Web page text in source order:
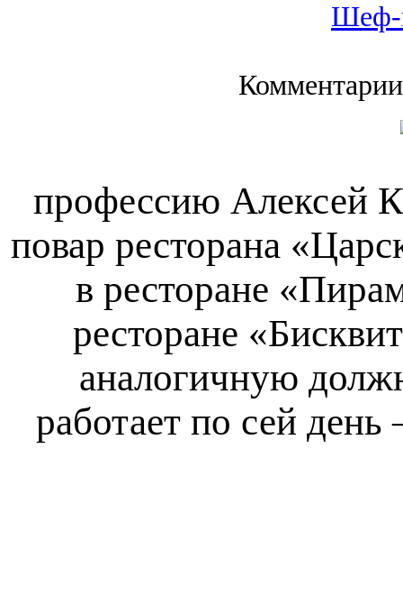
Шеф-
профессию Алексей
повар ресторана
в ресторане
ресторане
аналогичную
работает по сей